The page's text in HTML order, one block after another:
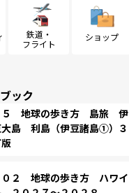
鉄道・
フライト
ショップ
ック
５ 地球の歩き方 島旅 伊
大島 利島（伊豆諸島①）３
０２ 地球の歩き方 ハワイ